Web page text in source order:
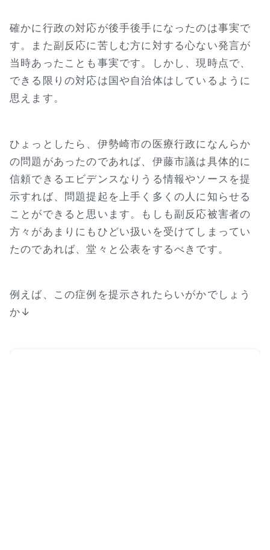
確かに行政の対応が後手後手になったのは事実で
す。また副反応に苦しむ方に対する心ない発言が
当時あったことも事実です。しかし、現時点で、
できる限りの対応は国や自治体はしているように
思えます。
ひょっとしたら、伊勢崎市の医療行政になんらか
の問題があったのであれば、伊藤市議は具体的に
信頼できるエビデンスなりうる情報やソースを提
示すれば、問題提起を上手く多くの人に知らせる
ことができると思います。もしも副反応被害者の
方々があまりにもひどい扱いを受けてしまってい
たのであれば、堂々と公表をするべきです。
例えば、この症例を提示されたらいがかでしょう
か↓